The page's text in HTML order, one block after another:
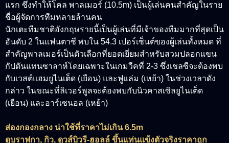
แรก ซึ่งทำให้โคล พาลเมอร์ (10.5m) เป็นผู้เล่นคนสำคัญในราย
ชื่อผู้จัดการทีมหลายล้านคน
นักเตะทีมชาติอังกฤษรายนี้เป็นผู้เล่นที่มีเจ้าของทีมมากที่สุดเป็น
อันดับ 2 ในแฟนตาซี พบใน 54.3 เปอร์เซ็นต์ของผู้เล่นทั้งหมด ที่
สำคัญพาลเมอร์เป็นตัวเลือกที่ยอดเยี่ยมสำหรับสวมปลอกแขน
กัปตันแทนซาลาห์โดยเฉพาะในเกมวีคที่ 2-3 ซึ่งเชลซีจะต้องพบ
กับเวสต์แฮมยูไนเต็ด (เยือน) และฟูแล่ม (เหย้า) ในช่วงเวลาดัง
กล่าว ในขณะที่ลิเวอร์พูลจะต้องพบกับนิวคาสเซิลยูไนเต็ด
(เยือน) และอาร์เซนอล (เหย้า)
ส่องกองกลาง น่าใช้ที่ราคาไม่เกิน 6.5m
ดูบราฟกา, กิว, ดูวส์บิวรี-ฮอลล์ ขึ้นแท่นแข้งตัวจริงราคาถูก